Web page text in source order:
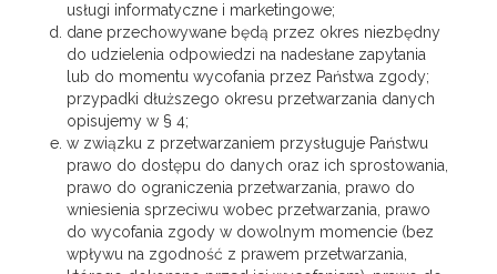
usługi informatyczne i marketingowe;
dane przechowywane będą przez okres niezbędny
do udzielenia odpowiedzi na nadesłane zapytania
lub do momentu wycofania przez Państwa zgody;
przypadki dłuższego okresu przetwarzania danych
opisujemy w § 4;
w związku z przetwarzaniem przysługuje Państwu
prawo do dostępu do danych oraz ich sprostowania,
prawo do ograniczenia przetwarzania, prawo do
wniesienia sprzeciwu wobec przetwarzania, prawo
do wycofania zgody w dowolnym momencie (bez
wpływu na zgodność z prawem przetwarzania,